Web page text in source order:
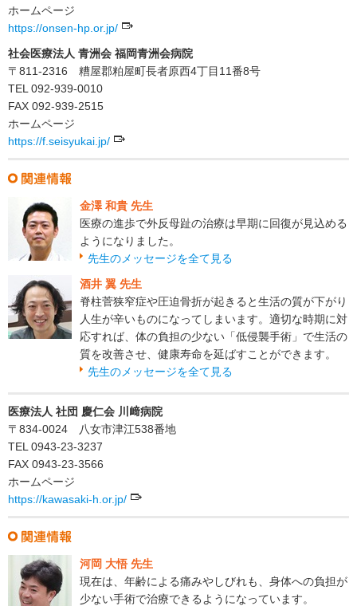
ホームページ
https://onsen-hp.or.jp/
社会医療法人 青洲会 福岡青洲会病院
〒811-2316 糟屋郡粕屋町長者原西4丁目11番8号
TEL 092-939-0010
FAX 092-939-2515
ホームページ
https://f.seisyukai.jp/
金澤 和貴 先生
医療の進歩で外反母趾の治療は早期に回復が見込める
ようになりました。
先生のメッセージを全て見る
酒井 翼 先生
脊柱菅狭窄症や圧迫骨折が起きると生活の質が下がり
人生が辛いものになってしまいます。適切な時期に対
応すれば、体の負担の少ない「低侵襲手術」で生活の
質を改善させ、健康寿命を延ばすことができます。
先生のメッセージを全て見る
医療法人 社団 慶仁会 川﨑病院
〒834-0024 八女市津江538番地
TEL 0943-23-3237
FAX 0943-23-3566
ホームページ
https://kawasaki-h.or.jp/
河岡 大悟 先生
現在は、年齢による痛みやしびれも、身体への負担が
少ない手術で治療できるようになっています。